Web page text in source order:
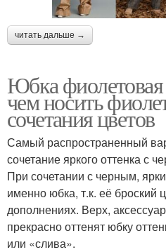
читать дальше →
Юбка
чем носить
сочетания цветов
Самый распространенный
сочетание яркого оттенка с
При сочетании с черным,
именно юбка, т.к. её броский
дополнениях. Верх,
прекрасно оттенят юбку
или «слива».